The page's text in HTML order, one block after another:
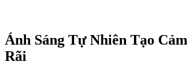
Ánh Sáng Tự Nhiên Tạo
Rãi